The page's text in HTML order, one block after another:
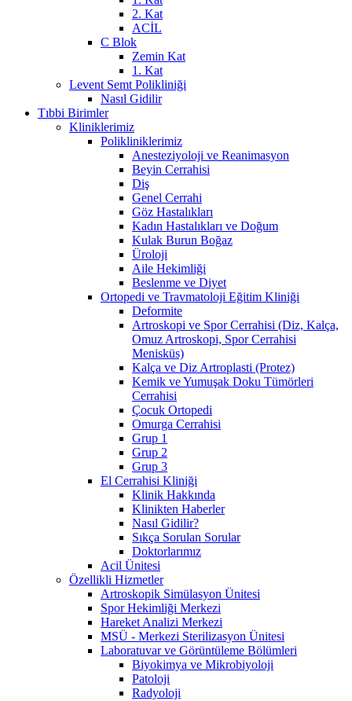
2. Kat
ACİL
C Blok
Zemin Kat
1. Kat
Levent Semt Polikliniği
Nasıl Gidilir
Tıbbi Birimler
Kliniklerimiz
Polikliniklerimiz
Anesteziyoloji ve Reanimasyon
Beyin Cerrahisi
Diş
Genel Cerrahi
Göz Hastalıkları
Kadın Hastalıkları ve Doğum
Kulak Burun Boğaz
Üroloji
Aile Hekimliği
Beslenme ve Diyet
Ortopedi ve Travmatoloji Eğitim Kliniği
Deformite
Artroskopi ve Spor Cerrahisi (Diz, Kalça,
Omuz Artroskopi, Spor Cerrahisi
Menisküs)
Kalça ve Diz Artroplasti (Protez)
Kemik ve Yumuşak Doku Tümörleri
Cerrahisi
Çocuk Ortopedi
Omurga Cerrahisi
Grup 1
Grup 2
Grup 3
El Cerrahisi Kliniği
Klinik Hakkında
Klinikten Haberler
Nasıl Gidilir?
Sıkça Sorulan Sorular
Doktorlarımız
Acil Ünitesi
Özellikli Hizmetler
Artroskopik Simülasyon Ünitesi
Spor Hekimliği Merkezi
Hareket Analizi Merkezi
MSÜ - Merkezi Sterilizasyon Ünitesi
Laboratuvar ve Görüntüleme Bölümleri
Biyokimya ve Mikrobiyoloji
Patoloji
Radyoloji